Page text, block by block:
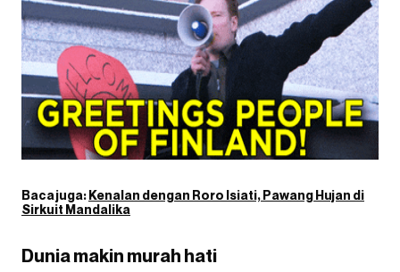
Baca juga:Kenalan dengan Roro Isiati, Pawang Hujan di
Sirkuit Mandalika
Dunia makin murah hati